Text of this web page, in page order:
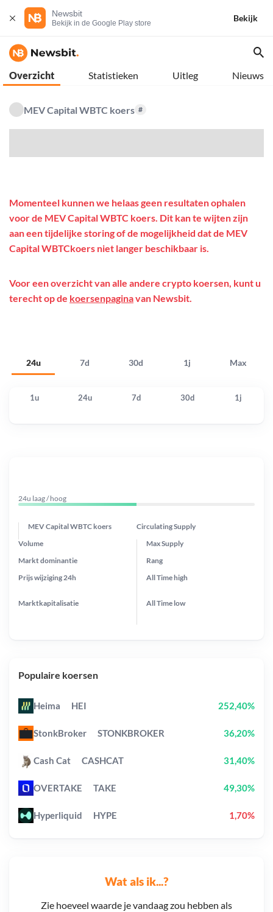
Newsbit
Bekijk in de Google Play store
Bekijk
Overzicht Statistieken Uitleg Nieuws
MEV Capital WBTC koers #
24u 7d 30d 1j Max
Momenteel kunnen we helaas geen resultaten ophalen
voor de MEV Capital WBTC koers. Dit kan te wijten zijn
aan een tijdelijke storing of de mogelijkheid dat de MEV
Capital WBTCkoers niet langer beschikbaar is.
Voor een overzicht van alle andere crypto koersen, kunt u
terecht op de koersenpaginavan Newsbit.
1u 24u 7d 30d 1j
Wat als ik...?
Zie hoeveel waarde je vandaag zou hebben als
24u laag / hoog
MEV Capital WBTC koers Circulating Supply
Prijs wijziging 24h
Max Supply
Markt dominantie
Marktkapitalisatie
Volume
Rang
All Timehigh
All Time low
Populaire koersen
Heima HEI 252,40%
StonkBroker STONKBROKER 36,20%
Cash Cat CASHCAT 31,40%
OVERTAKE TAKE 49,30%
Hyperliquid HYPE 1,70%